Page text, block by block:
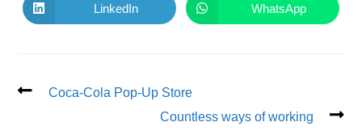
LinkedIn WhatsApp
Coca-Cola Pop-Up Store
Countless ways of working